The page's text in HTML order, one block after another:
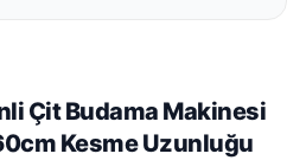
Çit Budama Makinesi
Kesme Uzunluğu